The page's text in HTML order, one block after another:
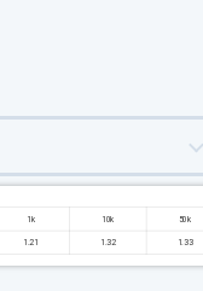
1k 10k 50k
1.21 1.32 1.33